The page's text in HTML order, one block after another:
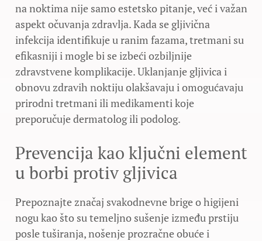
na noktima nije samo estetsko pitanje, već i važan
aspekt očuvanja zdravlja. Kada se gljivična
infekcija identifikuje u ranim fazama, tretmani su
efikasniji i mogle bi se izbeći ozbiljnije
zdravstvene komplikacije. Uklanjanje gljivica i
obnovu zdravih noktiju olakšavaju i omogućavaju
prirodni tretmani ili medikamenti koje
preporučuje dermatolog ili podolog.
Prevencija kao ključni element
u borbi protiv gljivica
Prepoznajte značaj svakodnevne brige o higijeni
nogu kao što su temeljno sušenje između prstiju
posle tuširanja, nošenje prozračne obuće i